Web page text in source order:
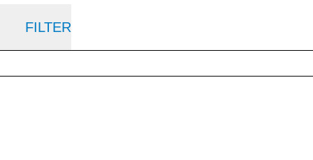
FILTER